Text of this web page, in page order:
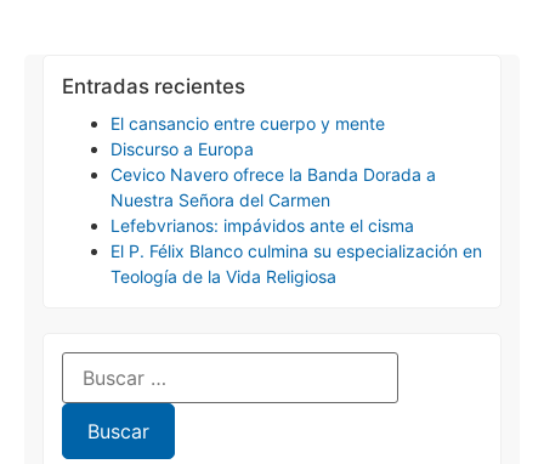
Entradas recientes
El cansancio entre cuerpo y mente
Discurso a Europa
Cevico Navero ofrece la Banda Dorada a
Nuestra Señora del Carmen
Lefebvrianos: impávidos ante el cisma
El P. Félix Blanco culmina su especialización en
Teología de la Vida Religiosa